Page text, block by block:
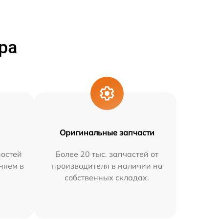
в
Оригинальные запчасти
Более 20 тыс. запчастей от
производителя в наличии на
собственных складах.